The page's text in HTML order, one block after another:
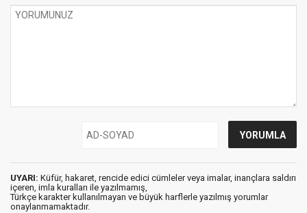
UYARI: Küfür, hakaret, rencide edici cümleler veya imalar, inançlara saldırı
içeren, imla kuralları ile yazılmamış,
Türkçe karakter kullanılmayan ve büyük harflerle yazılmış yorumlar
onaylanmamaktadır.